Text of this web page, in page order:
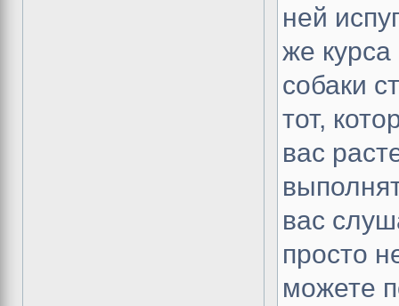
ней
же
собаки
тот,
вас
вас
просто
можете